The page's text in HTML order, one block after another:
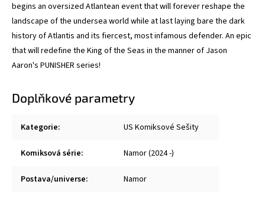
begins an oversized Atlantean event that will forever reshape the
landscape of the undersea world while at last laying bare the dark
history of Atlantis and its fiercest, most infamous defender. An epic
that will redefine the King of the Seas in the manner of Jason
Aaron's PUNISHER series!
Doplňkové parametry
Kategorie: US Komiksové Sešity
Komiksová série: Namor (2024 -)
Postava/universe: Namor